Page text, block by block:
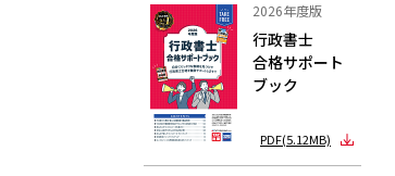
2026年度版
行政書士
合格サポート
ブック
PDF(5.12MB)